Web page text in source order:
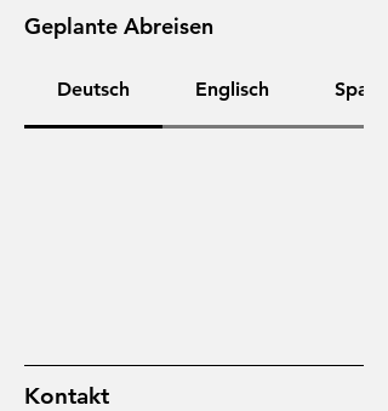
Geplante Abreisen
Deutsch Englisch
Kontakt